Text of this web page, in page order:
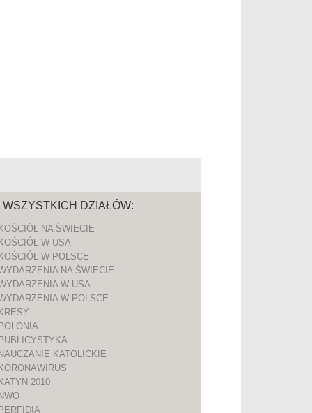
WSZYSTKICH DZIAŁÓW:
NA ŚWIECIE
W USA
W POLSCE
NA ŚWIECIE
W USA
W POLSCE
KATOLICKIE
2010